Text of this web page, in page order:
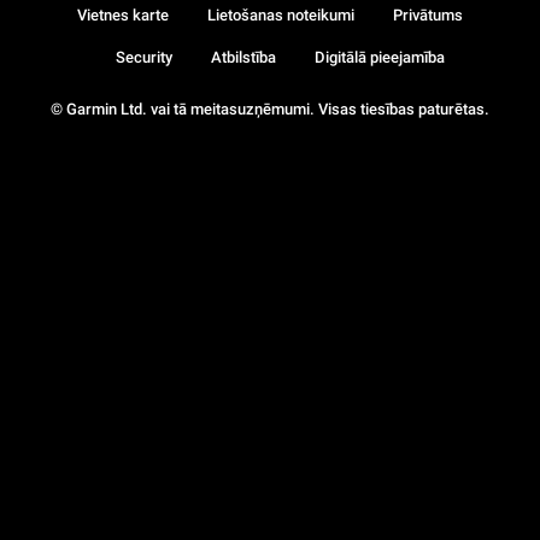
© Garmin Ltd. vai tā meitasuzņēmumi. Visas tiesības paturētas.
Vietnes karte Lietošanas noteikumi Privātums
Security Atbilstība Digitālā pieejamība